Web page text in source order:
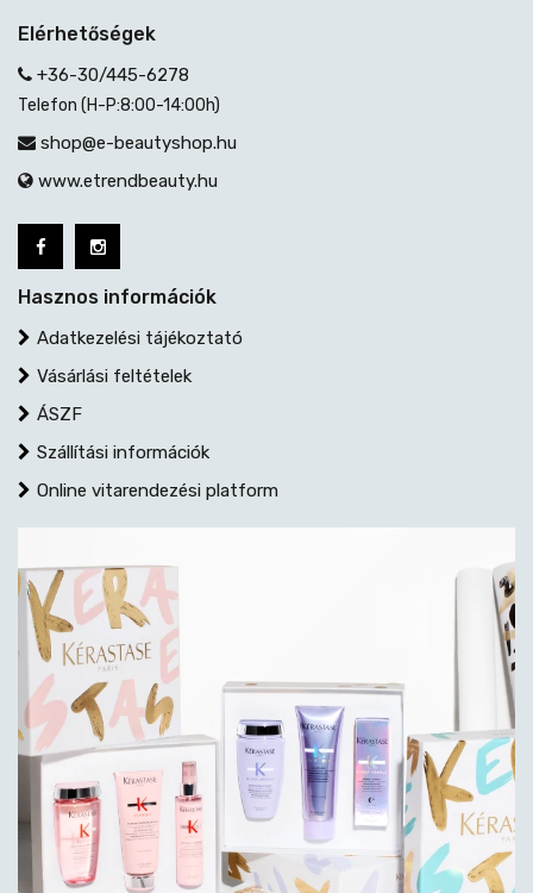
Elérhetőségek
+36-30/445-6278
Telefon (H-P:8:00-14:00h)
shop@e-beautyshop.hu
www.etrendbeauty.hu
Hasznos információk
Adatkezelési tájékoztató
Vásárlási feltételek
ÁSZF
Szállítási információk
Online vitarendezési platform